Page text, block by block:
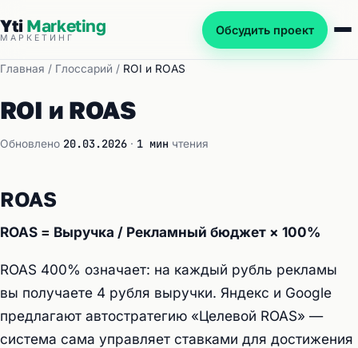
YtiMarketing
МАРКЕТИНГ
Обсудить проект
Главная / Глоссарий / ROI и ROAS
ROI и ROAS
Обновлено 20.03.2026 · 1 мин чтения
ROAS
ROAS = Выручка / Рекламный бюджет × 100%
ROAS 400% означает: на каждый рубль рекламы
вы получаете 4 рубля выручки. Яндекс и Google
предлагают автостратегию «Целевой ROAS» —
система сама управляет ставками для достижения